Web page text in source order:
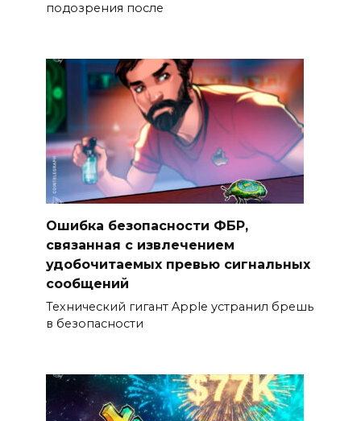
подозрения после
Ошибка безопасности ФБР,
связанная с извлечением
удобочитаемых превью сигнальных
сообщений
Технический гигант Apple устранил брешь
в безопасности